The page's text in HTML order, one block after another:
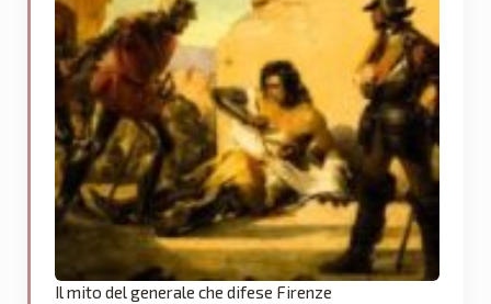
Il mito del generale che difese Firenze